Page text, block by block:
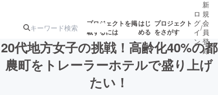
プロジェクトを掲
載するには
はじ
める
プロジェクト
をさがす
注目の新着プロ 募集終了が近いプ
ロ
グ
イ
ン
/
新
規
会
員
登
録
20代地方女子の挑戦！高齢化40%の都
農町をトレーラーホテルで盛り上げ
たい！